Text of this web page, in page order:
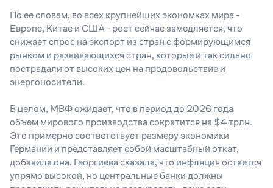
По ее словам, во всех крупнейших экономках мира -
Европе, Китае и США - рост сейчас замедляется, что
снижает спрос на экспорт из стран с формирующимся
рынком и развивающихся стран, которые и так сильно
пострадали от высоких цен на продовольствие и
энергоносители.
В целом, МВФ ожидает, что в период до 2026 года
объем мирового производства сократится на $4 трлн.
Это примерно соответствует размеру экономики
Германии и представляет собой масштабный откат,
добавила она. Георгиева сказала, что инфляция остается
упрямо высокой, но центральные банки должны